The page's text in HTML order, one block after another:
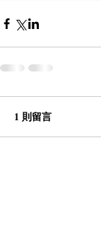
1 則留言